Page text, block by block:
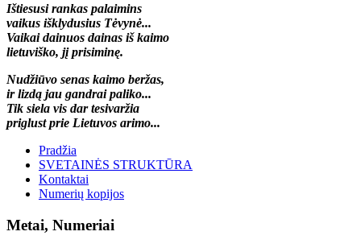
Ištiesusi rankas palaimins
vaikus išklydusius Tėvynė...
Vaikai dainuos dainas iš kaimo
lietuviško, jį prisiminę.
Nudžiūvo senas kaimo beržas,
ir lizdą jau gandrai paliko...
Tik siela vis dar tesivaržia
priglust prie Lietuvos arimo...
Pradžia
SVETAINĖS STRUKTŪRA
Kontaktai
Numerių kopijos
Metai, Numeriai